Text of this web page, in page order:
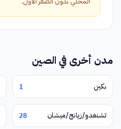
مدن أخرى في الصين
بكين 1
تشنغدو/زيانج/ميشان 28